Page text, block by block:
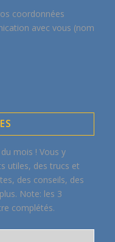
coordonnées
avec vous (nom
mois ! Vous y
utiles, des trucs et
des conseils, des
Note: les 3
complétés.